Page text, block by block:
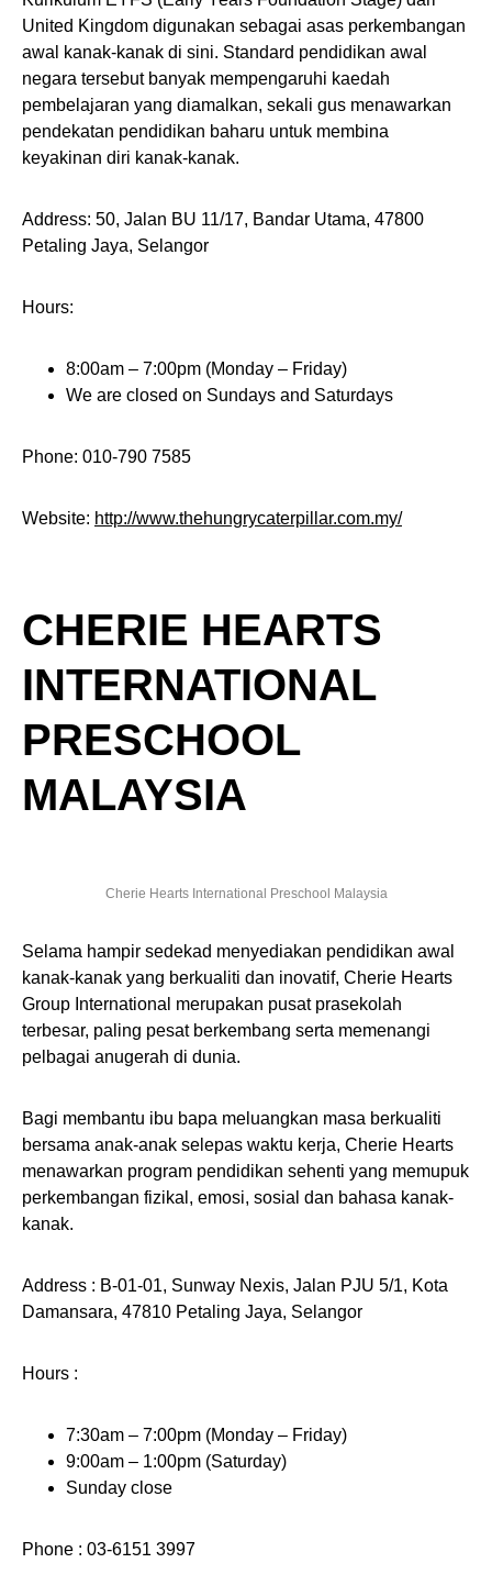
United Kingdom digunakan sebagai asas perkembangan
awal kanak-kanak di sini. Standard pendidikan awal
negara tersebut banyak mempengaruhi kaedah
pembelajaran yang diamalkan, sekali gus menawarkan
pendekatan pendidikan baharu untuk membina
keyakinan diri kanak-kanak.
Address: 50, Jalan BU 11/17, Bandar Utama, 47800
Petaling Jaya, Selangor
Hours:
8:00am – 7:00pm (Monday – Friday)
We are closed on Sundays and Saturdays
Phone: 010-790 7585
Website: http://www.thehungrycaterpillar.com.my/
CHERIE HEARTS
INTERNATIONAL
PRESCHOOL
MALAYSIA
Cherie Hearts International Preschool Malaysia
Selama hampir sedekad menyediakan pendidikan awal
kanak-kanak yang berkualiti dan inovatif, Cherie Hearts
Group International merupakan pusat prasekolah
terbesar, paling pesat berkembang serta memenangi
pelbagai anugerah di dunia.
Bagi membantu ibu bapa meluangkan masa berkualiti
bersama anak-anak selepas waktu kerja, Cherie Hearts
menawarkan program pendidikan sehenti yang memupuk
perkembangan fizikal, emosi, sosial dan bahasa kanak-
kanak.
Address : B-01-01, Sunway Nexis, Jalan PJU 5/1, Kota
Damansara, 47810 Petaling Jaya, Selangor
Hours :
7:30am – 7:00pm (Monday – Friday)
9:00am – 1:00pm (Saturday)
Sunday close
Phone : 03-6151 3997